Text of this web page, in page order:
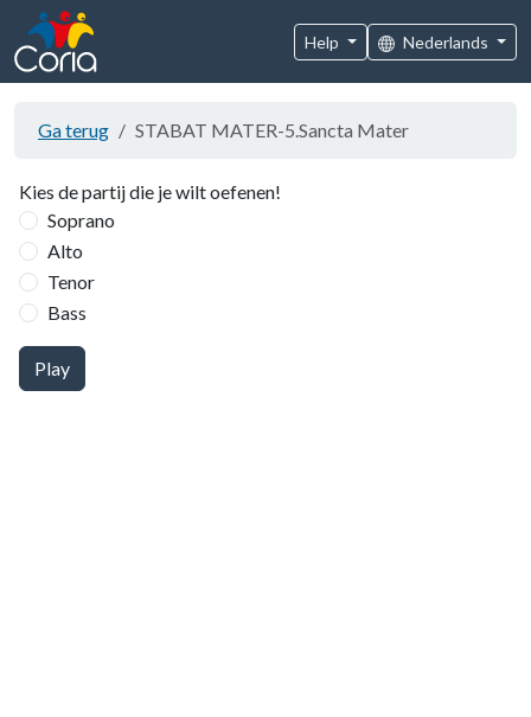
Help Nederlands
Ga terug STABAT MATER-5.Sancta Mater
Kies de partij die je wilt oefenen!
Soprano
Alto
Tenor
Bass
Play